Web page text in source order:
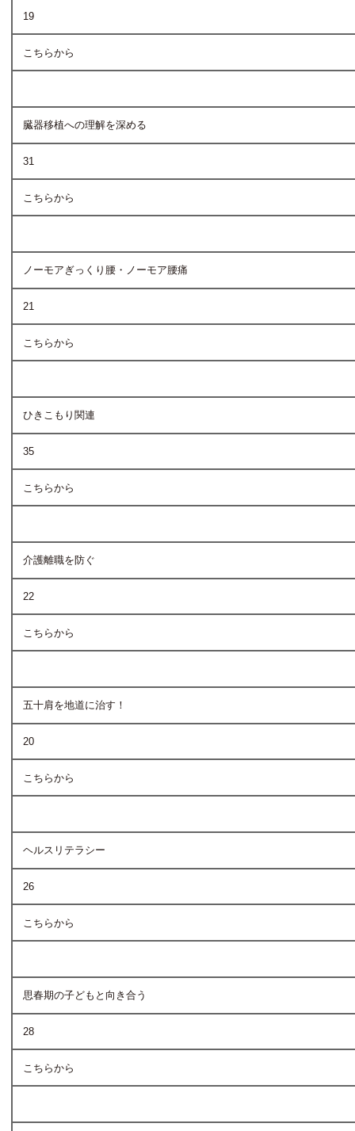
19
こちらから
臓器移植への理解を深める
31
こちらから
ノーモアぎっくり腰・ノーモア腰痛
21
こちらから
ひきこもり関連
35
こちらから
介護離職を防ぐ
22
こちらから
五十肩を地道に治す！
20
こちらから
ヘルスリテラシー
26
こちらから
思春期の子どもと向き合う
28
こちらから